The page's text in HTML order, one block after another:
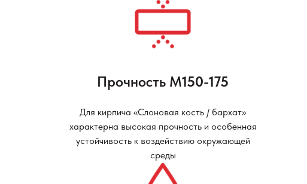
Прочность М150-175
Для кирпича «Слоновая кость / бархат»
характерна высокая прочность и особенная
устойчивость к воздействию окружающей
среды